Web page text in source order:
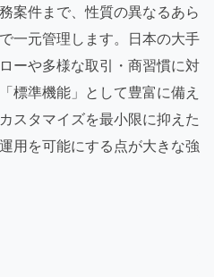
案件まで、性質の異なるあら
一元管理します。日本の大手
ーや多様な取引・商習慣に対
標準機能」として豊富に備え
スタマイズを最小限に抑えた
用を可能にする点が大きな強